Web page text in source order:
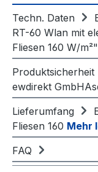
Techn. Daten
RT-60 Wlan mit
Fliesen 160 W/m²"
Produktsicherheit
ewdirekt
Lieferumfang
Fliesen 160 Mehr
FAQ